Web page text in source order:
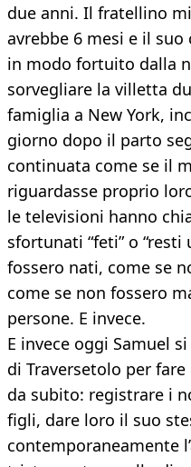
due anni. Il fratellino
avrebbe 6 mesi e il
in modo fortuito dalla
sorvegliare la villetta
famiglia a New York,
giorno dopo il parto
continuata come se il
riguardasse proprio
le televisioni hanno
sfortunati “feti” o “resti
fossero nati, come se
come se non fossero
persone. E invece.
E invece oggi Samuel
di Traversetolo per
da subito: registrare i
figli, dare loro il suo
contemporaneamente